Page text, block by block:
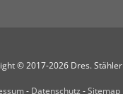
© 2017-2026 Dres. Stähler
- Datenschutz -Sitemap